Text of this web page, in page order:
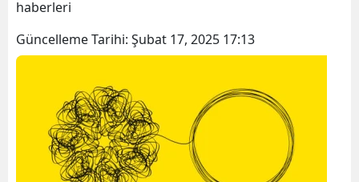
Aydın
Bilecik
haberleri
Güncelleme Tarihi: Şubat 17, 2025 17:13